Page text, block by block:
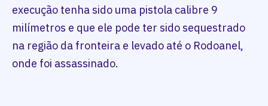
execução tenha sido uma pistola calibre 9
milímetros e que ele pode ter sido sequestrado
na região da fronteira e levado até o Rodoanel,
onde foi assassinado.